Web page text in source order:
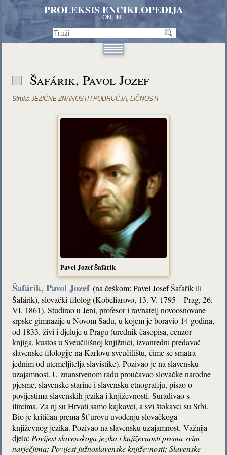
PROLEKSIS ENCIKLOPEDIJA
ONLINE
Šafárik, Pavol Jozef
Struka JEZIČNE ZNANOSTI I PODRUČJA,LIČNOSTI
Pavel Jozef Šafárik
Šafárik, Pavol Jozef(na češkom: Pavel Josef Šafařík ili
Šafárik), slovački filolog (Kobeliarovo, 13. V. 1795 – Prag, 26.
VI. 1861). Studirao u Jeni, profesor i ravnatelj novoosnovane
srpske gimnazije u Novom Sadu, u kojem je boravio 14 godina,
od 1833. živi i djeluje u Pragu (urednik časopisa, cenzor
knjiga, kustos u Sveučilišnoj knjižnici, izvanredni predavač
slavenske filologije na Karlovu sveučilištu, čime se smatra
jednim od utemeljitelja slavistike). Pozivao je na slavensku
uzajamnost. U znanstvenom radu proučavao slovačke narodne
pjesme, slavenske starine i slavensku etnografiju, pisao o
povijestima slavenskih jezika i književnosti. Surađivao s
ilircima. Za nj su Hrvati samo kajkavci, a svi štokavci su Srbi.
Bio je kritičan prema Št’urovu uvođenju slovačkoga
književnog jezika. Pozivao na slavensku uzajamnost. Važnija
djela: Povijest slavenskoga jezika i književnosti prema svim
narječjima; Povijest južnoslavenske književnosti; Slavenske